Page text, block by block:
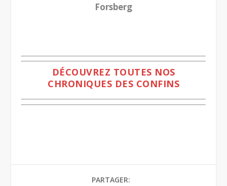
Forsberg
DÉCOUVREZ TOUTES NOS
CHRONIQUES DES CONFINS
PARTAGER: